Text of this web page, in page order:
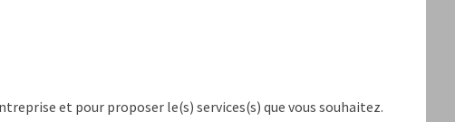
et pour proposer le(s) services(s) que vous souhaitez.